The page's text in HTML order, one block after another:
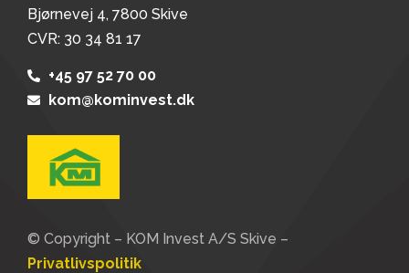
© Copyright – KOM Invest A/S Skive –
Privatlivspolitik
Bjørnevej 4, 7800 Skive
CVR: 30 34 81 17
+45 97 52 70 00
kom@kominvest.dk